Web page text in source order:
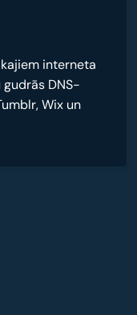
interneta
DNS-
Wix un